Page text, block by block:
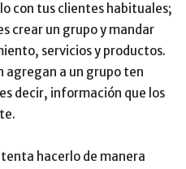
con tus clientes habituales;
crear un grupo y mandar
servicios y productos.
agregan a un grupo ten
decir, información que los
hacerlo de manera